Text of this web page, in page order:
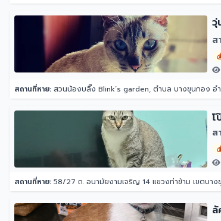
วุ่
ส
สถานที่หาย: สวนน้องบลิ๊ง Blink’s garden, ตำบล บางขุนกอง อ
โ
ส
สถานที่หาย: 58/27 ถ. อนามัยงามเจริญ 14 แขวงท่าข้าม เขตบา